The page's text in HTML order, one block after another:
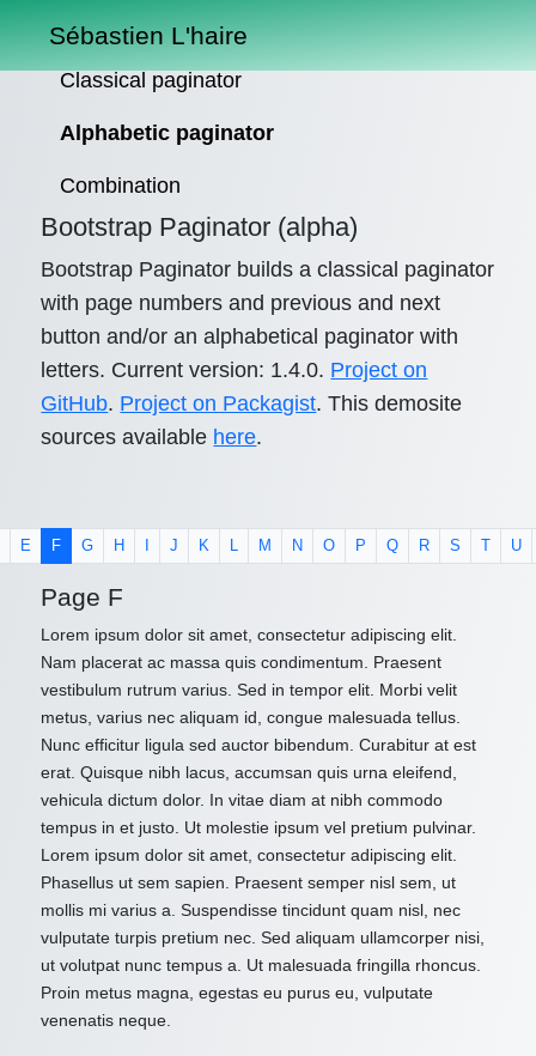
Sébastien L'haire
Classical paginator
Alphabetic paginator
Combination
Bootstrap Paginator (alpha)
Bootstrap Paginator builds a classical paginator
with page numbers and previous and next
button and/or an alphabetical paginator with
letters. Current version: 1.4.0. Project on
GitHub. Project on Packagist. This demosite
sources available here.
E F G H J K L M N O P Q R S U
Page F
Lorem ipsum dolor sit amet, consectetur adipiscing elit.
Nam placerat ac massa quis condimentum. Praesent
vestibulum rutrum varius. Sed in tempor elit. Morbi velit
metus, varius nec aliquam id, congue malesuada tellus.
Nunc efficitur ligula sed auctor bibendum. Curabitur at est
erat. Quisque nibh lacus, accumsan quis urna eleifend,
vehicula dictum dolor. In vitae diam at nibh commodo
tempus in et justo. Ut molestie ipsum vel pretium pulvinar.
Lorem ipsum dolor sit amet, consectetur adipiscing elit.
Phasellus ut sem sapien. Praesent semper nisl sem, ut
mollis mi varius a. Suspendisse tincidunt quam nisl, nec
vulputate turpis pretium nec. Sed aliquam ullamcorper nisi,
ut volutpat nunc tempus a. Ut malesuada fringilla rhoncus.
Proin metus magna, egestas eu purus eu, vulputate
venenatis neque.